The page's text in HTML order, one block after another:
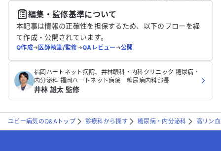
送信する
編集・監修基準について
本記事は情報の正確性を担保するため、以下のフローを経
て作成・公開されています。
Q作成➔医師執筆/監修➔QAレビュー➔公開
福岡ハートネット病院、井林眼科・内科クリニック 糖尿病・
内分泌科 福岡ハートネット病院 糖尿病内科部長
井林 雄太 監修
ユビー病気のQ&Aトップ 診療科から探す 糖尿病・内分泌科 高リン